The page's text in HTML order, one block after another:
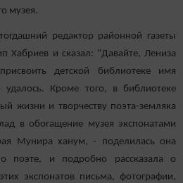
музея.
редактор районной газеты
Хабриев и сказал: ”Давайте, Лениза
детской библиотеке имя
Кроме того, в библиотеке
жизни и творчеству поэта-земляка
в обогащение музея экспонатами
Мунира ханум, - поделилась она
поэте, и подробно рассказала о
экспонатов письма, фотографии,